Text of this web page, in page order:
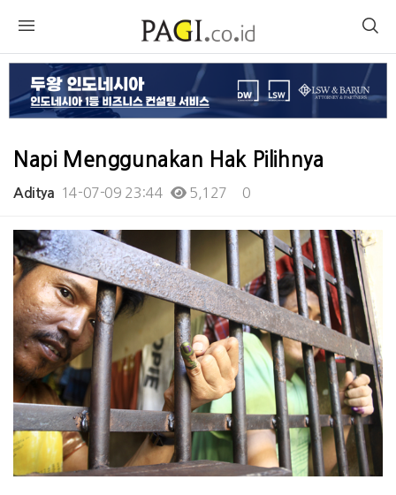
Napi Menggunakan Hak Pilihnya
Aditya 14-07-09 23:44 5,127 0
본문